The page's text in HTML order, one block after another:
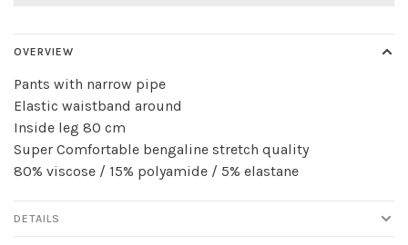
OVERVIEW
Pants with narrow pipe
Elastic waistband around
Inside leg 80 cm
Super Comfortable bengaline stretch quality
80% viscose / 15% polyamide / 5% elastane
DETAILS